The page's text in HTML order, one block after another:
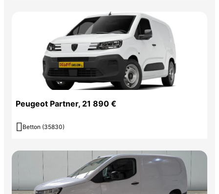
Peugeot Partner, 21 890 €
 Betton (35830)